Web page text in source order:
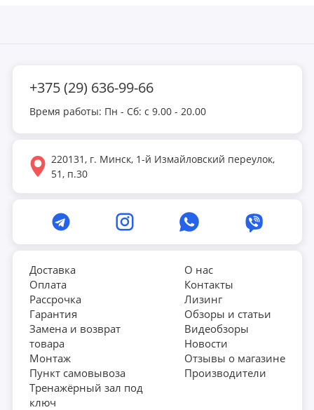
+375 (29) 636-99-66
Время работы: Пн - Сб: с 9.00 - 20.00
220131, г. Минск, 1-й Измайловский переулок,
51, п.30
Доставка
Оплата
Рассрочка
Гарантия
Замена и возврат
товара
Монтаж
Пункт самовывоза
Тренажёрный зал под
ключ
О нас
Контакты
Лизинг
Обзоры и статьи
Видеобзоры
Новости
Отзывы о магазине
Производители